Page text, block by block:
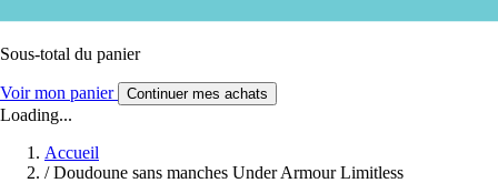
Sous-total du panier
Voir mon panier Continuer mes achats
Loading...
Accueil
/ Doudoune sans manches Under Armour Limitless